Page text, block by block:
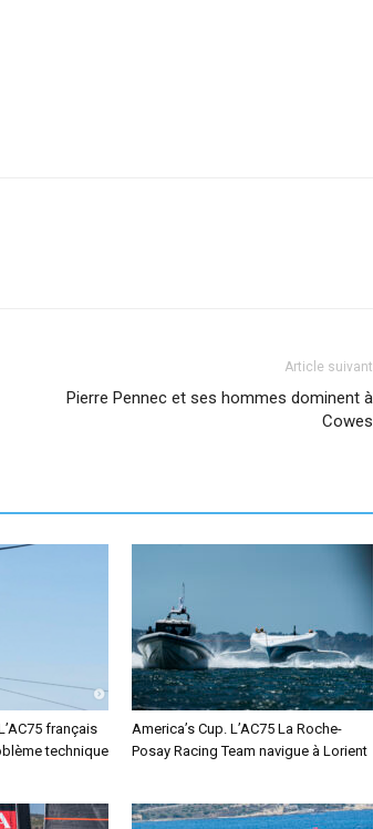
Article suivant
Pierre Pennec et ses hommes dominent à
Cowes
français
technique
America’s Cup. L’AC75 La Roche-
Posay Racing Team navigue à Lorient